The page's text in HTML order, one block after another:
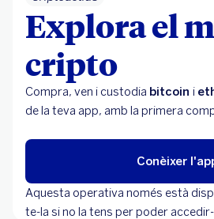
Explora el
cripto
Compra, ven i custodia bitcoin i
de la teva app, amb la primera
Conèixer
Aquesta operativa només està
te-la si no la tens per poder